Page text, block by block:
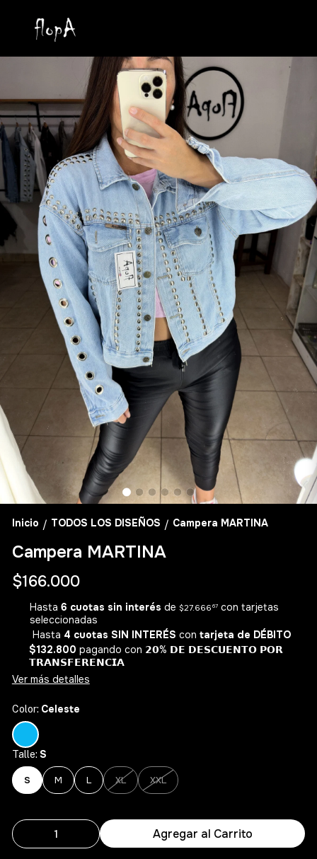
Inicio / TODOS LOS DISEÑOS / Campera MARTINA
Campera MARTINA
$166.000
Hasta6 cuotas sin interés de $27.666 67 con tarjetas
seleccionadas
Hasta 4 cuotas SIN INTERÉS con tarjeta de DÉBITO
$132.800 pagando con 𝟮𝟬% 𝗗𝗘 𝗗𝗘𝗦𝗖𝗨𝗘𝗡𝗧𝗢 𝗣𝗢𝗥
𝗧𝗥𝗔𝗡𝗦𝗙𝗘𝗥𝗘𝗡𝗖𝗜𝗔
Ver más detalles
Color: Celeste
Talle: S
S M L XL XXL
Agregar al Carrito